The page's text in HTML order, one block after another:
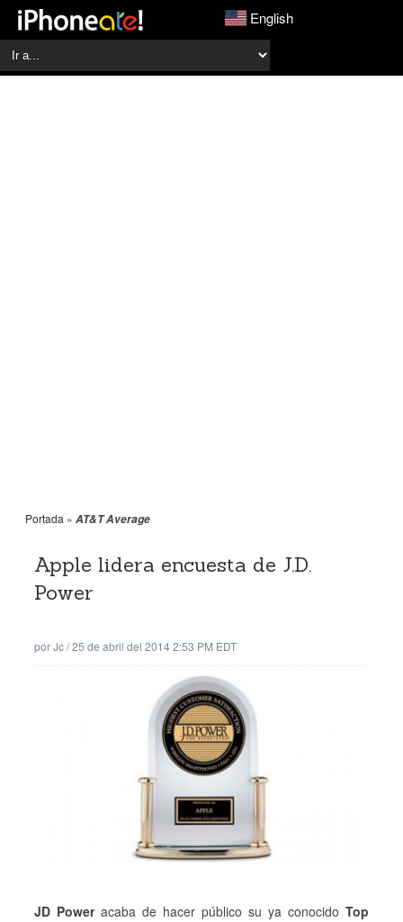
English
Portada » AT&T Average
Apple lidera encuesta de J.D.
Power
porJc/25 de abril del 2014 2:53 PM EDT
JD Poweracaba de hacer público su ya conocido Top